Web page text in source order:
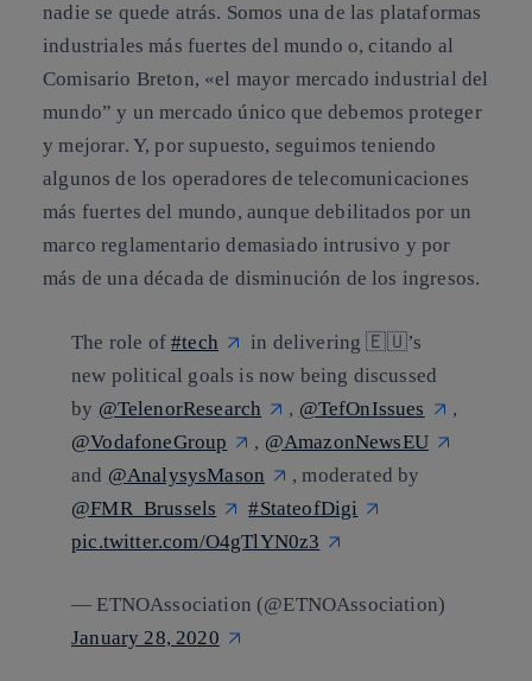
nadie se quede atrás. Somos una de las plataformas
industriales más fuertes del mundo o, citando al
Comisario Breton, «el mayor mercado industrial del
mundo” y un mercado único que debemos proteger
y mejorar. Y, por supuesto, seguimos teniendo
algunos de los operadores de telecomunicaciones
más fuertes del mundo, aunque debilitados por un
marco reglamentario demasiado intrusivo y por
más de una década de disminución de los ingresos.
The role of#tech
in delivering 🇪🇺’s
new political goals is now being discussed
by @TelenorResearch , @TefOnIssues
,
@VodafoneGroup
, @AmazonNewsEU
and @AnalysysMason
, moderated by
@FMR_Brussels
#StateofDigi
pic.twitter.com/O4gTlYN0z3
— ETNOAssociation (@ETNOAssociation)
January 28, 2020